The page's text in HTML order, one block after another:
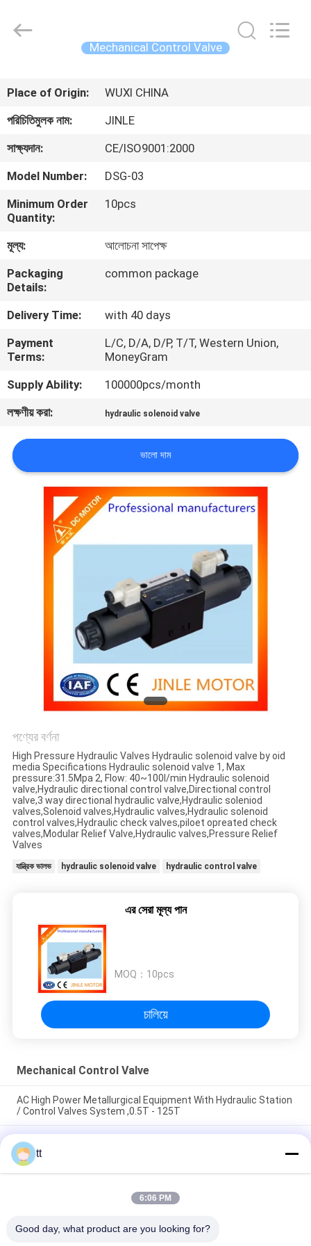
পণ্য
ভ্রমণ
নিয়ন্ত্রণ
করুন
খবর
উদ্ধৃতির
Rights
Mechanical Control Valve
Place of Origin:
WUXI CHINA
পরিচিতিমুলক নাম:
JINLE
সাক্ষ্যদান:
CE/ISO9001:2000
Model Number:
DSG-03
Minimum Order
Quantity:
10pcs
মূল্য:
আলোচনা সাপেক্ষ
Packaging
Details:
common package
Delivery Time:
with 40 days
Payment
Terms:
L/C, D/A, D/P, T/T, Western Union,
MoneyGram
Supply Ability:
100000pcs/month
লক্ষণীয় করা:
hydraulic solenoid valve
ভালো দাম
পণ্যের বর্ণনা
High Pressure Hydraulic Valves Hydraulic solenoid valve by oid
media Specifications Hydraulic solenoid valve 1, Max
pressure:31.5Mpa 2, Flow: 40~100l/min Hydraulic solenoid
valve,Hydraulic directional control valve,Directional control
valve,3 way directional hydraulic valve,Hydraulic soleniod
valves,Solenoid valves,Hydraulic valves,Hydraulic solenoid
control valves,Hydraulic check valves,piloet opreated check
valves,Modular Relief Valve,Hydraulic valves,Pressure Relief
Valves
যান্ত্রিক ভালভ hydraulic solenoid valve hydraulic control valve
এর সেরা মূল্য পান
MOQ： 10pcs
চালিয়ে
Mechanical Control Valve
AC High Power Metallurgical Equipment With Hydraulic Station
/ Control Valves System ,0.5T - 125T
3/2 Mechanical Control Valve For Pneumatic Automation
System
tt
6:06 PM
Good day, what product are you looking for?